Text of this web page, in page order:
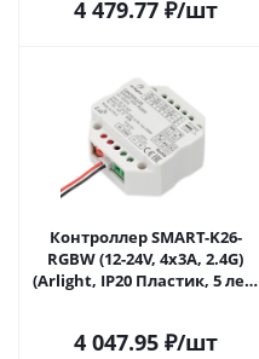
4 479.77₽/шт
Контроллер SMART-K26-
RGBW (12-24V, 4x3A, 2.4G)
(Arlight, IP20 Пластик, 5 лет)
4 047.95₽/шт